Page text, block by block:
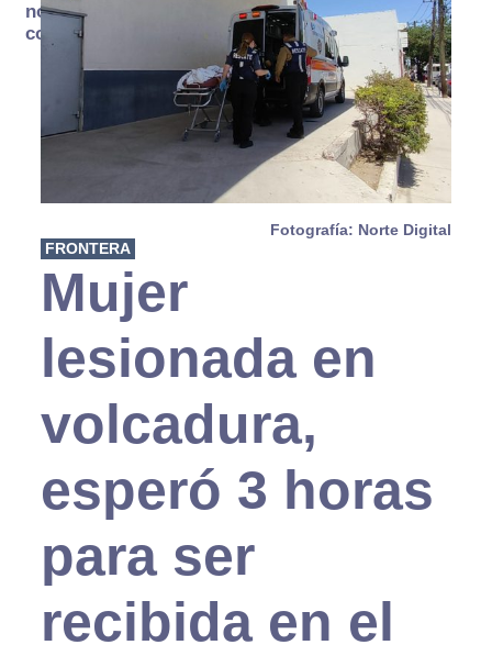
no se
consume
Fotografía: Norte Digital
FRONTERA
Mujer
lesionada en
volcadura,
esperó 3 horas
para ser
recibida en el